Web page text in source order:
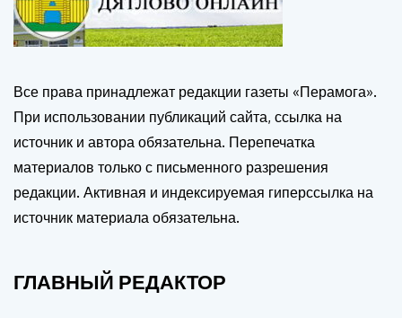
Все права принадлежат редакции газеты «Перамога».
При использовании публикаций сайта, ссылка на
источник и автора обязательна. Перепечатка
материалов только с письменного разрешения
редакции. Активная и индексируемая гиперссылка на
источник материала обязательна.
ГЛАВНЫЙ РЕДАКТОР